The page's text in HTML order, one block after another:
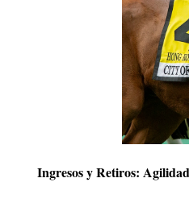
Ingresos y Retiros: